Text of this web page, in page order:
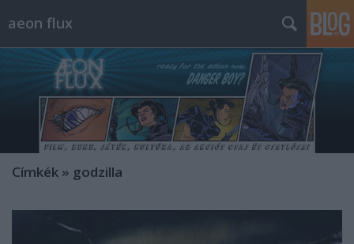
aeon flux
Címkék » godzilla